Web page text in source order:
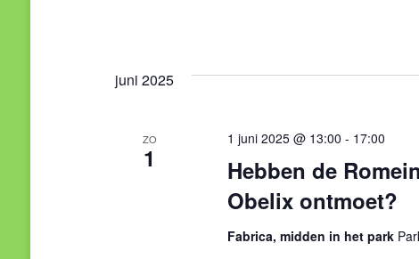
juni 2025
ZO
1
Hebben de
Obelix ontmoet?
1 juni 2025 @ 13:00 - 17:00
Fabrica, midden in het park